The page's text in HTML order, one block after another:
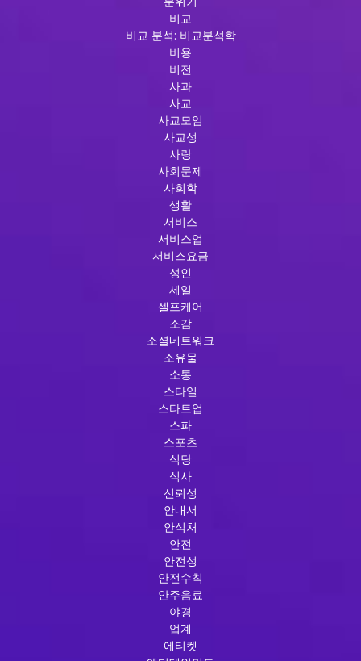
비교
비교 분석: 비교분석학
비용
비전
사과
사교
사교모임
사교성
사랑
사회문제
사회학
생활
서비스
서비스업
서비스요금
성인
세일
셀프케어
소감
소셜네트워크
소유물
소통
스타일
스타트업
스파
스포츠
식당
식사
신뢰성
안내서
안식처
안전
안전성
안전수칙
안주음료
야경
업계
에티켓